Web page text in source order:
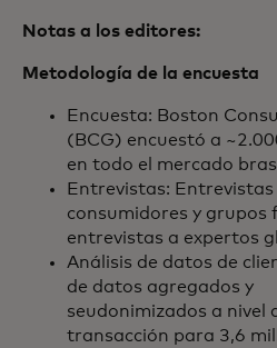
Notas a los editores:
Metodología de la encuesta
Encuesta: Boston
(BCG) encuestó a
en todo el mercado
Entrevistas: Entrevistas
consumidores y grupos
entrevistas a expertos
Análisis de datos de
de datos agregados y
seudonimizados a nivel
transacción para 3,6